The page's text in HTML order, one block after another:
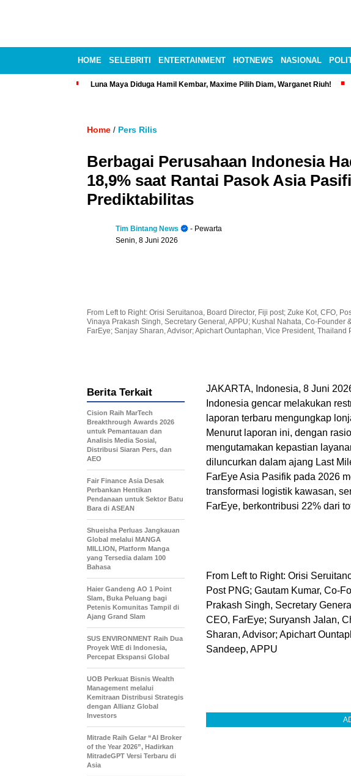
HOME SELEBRITI ENTERTAINMENT HOTNEWS NASIONAL
Luna Maya Diduga Hamil Kembar, Maxime Pilih Diam, Warganet Riuh!
Home / Pers Rilis
Berbagai Perusahaan Indonesia
18,9% saat Rantai Pasok Asia
Prediktabilitas
Tim Bintang News
- Pewarta
Senin, 8 Juni 2026
From Left to Right: Orisi Seruitanoa, Board Director, Fiji post; Zuke Kot, CFO,
Vinaya Prakash Singh, Secretary General, APPU; Kushal Nahata, Co-Founder
FarEye; Sanjay Sharan, Advisor; Apichart Ountaphan, Vice President, Thailand
JAKARTA, Indonesia, 8 Juni
Indonesia gencar melakukan
laporan terbaru mengungkap
Menurut laporan ini, dengan
mengutamakan kepastian
diluncurkan dalam ajang Last
FarEye Asia Pasifik pada 2026
transformasi logistik kawasan,
FarEye, berkontribusi 22% dari
From Left to Right: Orisi
Post PNG; Gautam Kumar, Co-
Prakash Singh, Secretary
CEO, FarEye; Suryansh Jalan,
Sharan, Advisor; Apichart
Sandeep, APPU
Berita Terkait
Cision Raih MarTech
Breakthrough Awards 2026
untuk Pemantauan dan
Analisis Media Sosial,
Distribusi Siaran Pers, dan
AEO
Fair Finance Asia Desak
Perbankan Hentikan
Pendanaan untuk Sektor Batu
Bara di ASEAN
Shueisha Perluas Jangkauan
Global melalui MANGA
MILLION, Platform Manga
yang Tersedia dalam 100
Bahasa
Haier Gandeng AO 1 Point
Slam, Buka Peluang bagi
Petenis Komunitas Tampil di
Ajang Grand Slam
SUS ENVIRONMENT Raih Dua
Proyek WtE di Indonesia,
Percepat Ekspansi Global
UOB Perkuat Bisnis Wealth
Management melalui
Kemitraan Distribusi Strategis
dengan Allianz Global
Investors
Mitrade Raih Gelar “AI Broker
of the Year 2026”, Hadirkan
MitradeGPT Versi Terbaru di
Asia